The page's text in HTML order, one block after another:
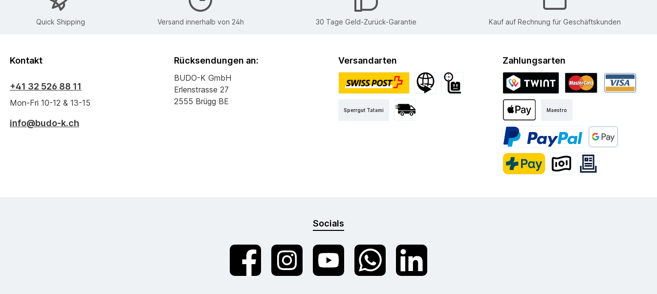
Quick Shipping Versand innerhalb von 24h 30 Tage Geld-Zurück-Garantie Kauf auf Rechnung für Geschäftskunden
Kontakt
+41 32 526 88 11
Mon-Fri 10-12 & 13-15
info@budo-k.ch
Rücksendungen an:
BUDO-K GmbH
Erlenstrasse 27
2555 Brügg BE
Versandarten
Sperrgut Tatami
Zahlungsarten
Twint
Apple Pay
Maestro
PayPal Google Pay
Socials
Facebook Instagram YouTube WhatsApp LinkedIn